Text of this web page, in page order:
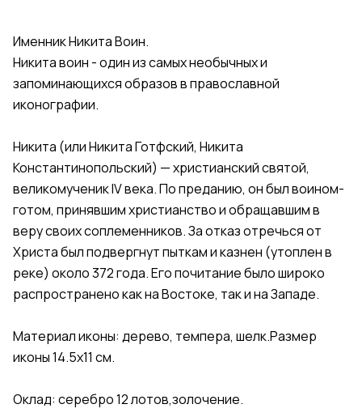
Именник Никита Воин.
Никита воин - один из самых необычных и
запоминающихся образов в православной
иконографии.
Никита (или Никита Готфский, Никита
Константинопольский) — христианский святой,
великомученик IV века. По преданию, он был воином-
готом, принявшим христианство и обращавшим в
веру своих соплеменников. За отказ отречься от
Христа был подвергнут пыткам и казнен (утоплен в
реке) около 372 года. Его почитание было широко
распространено как на Востоке, так и на Западе.
Материал иконы: дерево, темпера, шелк.Размер
иконы 14.5х11 см.
Оклад: серебро 12 лотов,золочение.